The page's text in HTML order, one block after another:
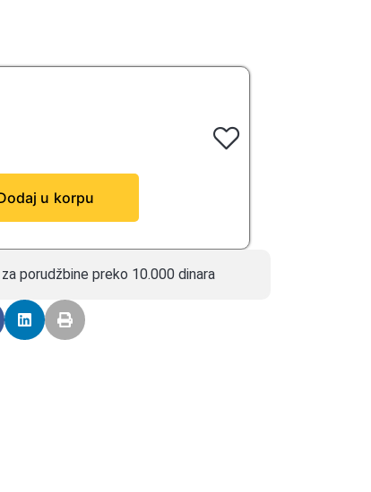
u korpu
porudžbine preko 10.000 dinara